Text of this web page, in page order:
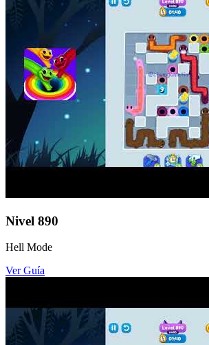
Nivel 890
Hell Mode
Ver Guía